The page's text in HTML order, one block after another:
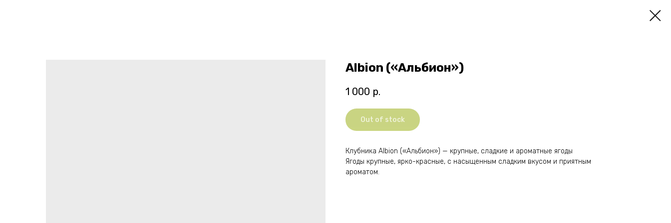
Albion («Альбион»)
1 000 р.
Out of stock
Клубника Albion («Альбион») — крупные, сладкие и ароматные ягоды
Ягоды крупные, ярко-красные, с насыщенным сладким вкусом и приятным
ароматом.